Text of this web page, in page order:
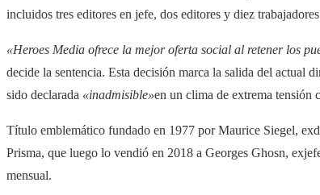
incluidos tres editores en jefe, dos editores y diez
«Heroes Media ofrece la mejor oferta social al retener los
decide la sentencia. Esta decisión marca la salida del actual
sido declarada «inadmisible»en un clima de extrema tensión
Título emblemático fundado en 1977 por Maurice Siegel,
Prisma, que luego lo vendió en 2018 a Georges Ghosn,
mensual.